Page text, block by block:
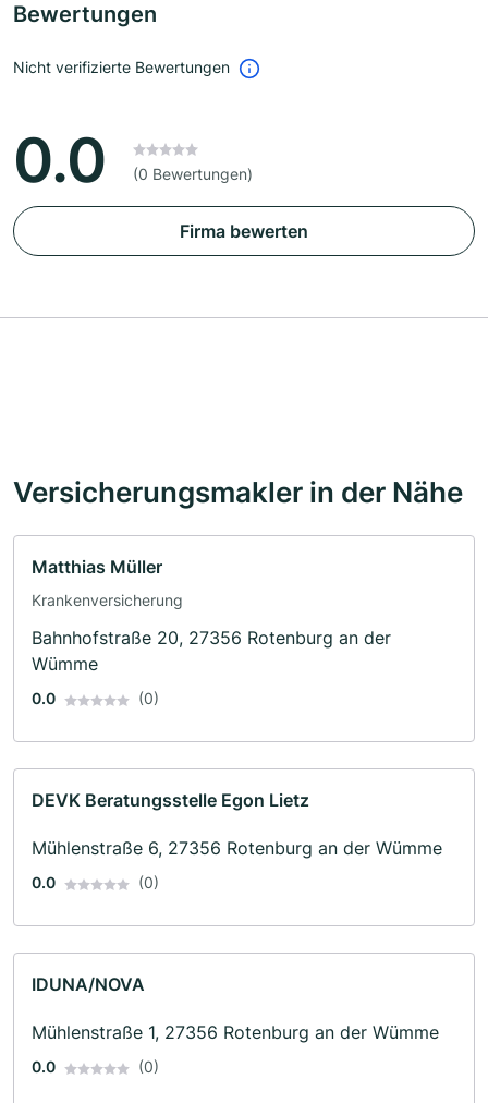
Bewertungen
Nicht verifizierte Bewertungen
0.0 (0 Bewertungen)
Firma bewerten
Versicherungsmakler in der Nähe
Matthias Müller
Krankenversicherung
Bahnhofstraße 20, 27356 Rotenburg an der
Wümme
0.0 (0)
DEVK Beratungsstelle Egon Lietz
Mühlenstraße 6, 27356 Rotenburg an der Wümme
0.0 (0)
IDUNA/NOVA
Mühlenstraße 1, 27356 Rotenburg an der Wümme
0.0 (0)